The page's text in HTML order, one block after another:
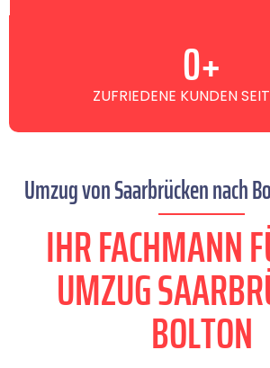
ZUFRIEDENE KUNDEN
0+
Umzug von Saarbrücken nach
IHR FACHMANN
UMZUG
BOLTON